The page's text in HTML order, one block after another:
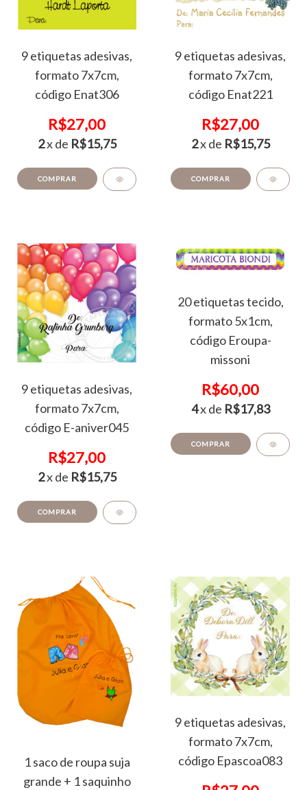
9 etiquetas adesivas,
formato 7x7cm,
código Enat306
R$27,00
2x de R$15,75
COMPRAR
9 etiquetas adesivas,
formato 7x7cm,
código Enat221
R$27,00
2x de R$15,75
COMPRAR
9 etiquetas adesivas,
formato 7x7cm,
código E-aniver045
R$27,00
2x de R$15,75
COMPRAR
20 etiquetas tecido,
formato 5x1cm,
código Eroupa-
missoni
R$60,00
4x de R$17,83
COMPRAR
1 saco de roupa suja
grande + 1 saquinho
9 etiquetas adesivas,
formato 7x7cm,
código Epascoa083